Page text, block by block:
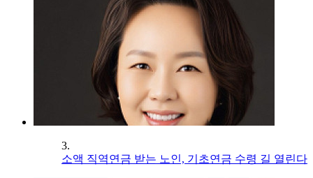
3.
소액 직역연금 받는 노인, 기초연금 수령 길 열린다